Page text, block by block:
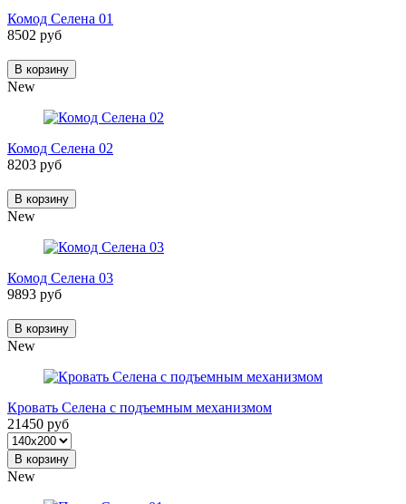
Комод Селена 01
8502 руб
В корзину
New
Комод Селена 02
8203 руб
В корзину
New
Комод Селена 03
9893 руб
В корзину
New
Кровать Селена с подъемным механизмом
21450 руб
В корзину
New